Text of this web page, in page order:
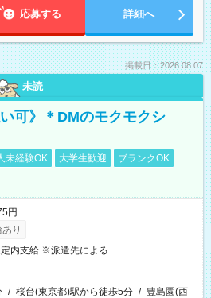
応募する 詳細へ
掲載日：2026.08.07
未読
可》＊DMのモクモクシ
未経験OK 大学生歓迎
ブランクOK
円
り
内支給 ※派遣先による
/ 桜台(東京都)駅から徒歩5分 / 豊島園(西